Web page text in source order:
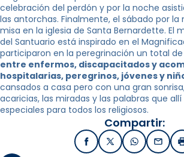
celebración del perdón y por la noche
las antorchas. Finalmente, el sábado por la
misa en la iglesia de Santa Bernardette. El
del Santuario está inspirado en el
participaron en la peregrinación un total de
entre enfermos, discapacitados y
hospitalarias, peregrinos, jóvenes y
cansados ​​a casa pero con una gran
acaricias, las miradas y las palabras que
especiales para todos los religiosos.
Compartir:
FacebookX / TwitterWhatsApp
Email